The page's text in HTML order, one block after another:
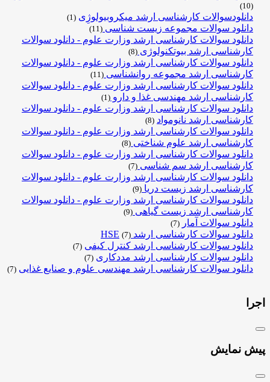
(10)
دانلودسوالات کارشناسی ارشد میکروبیولوژِی (1)
دانلود سوالات مجموعه زیست شناسی (11)
دانلود سوالات کارشناسی ارشد وزارت علوم - دانلود سوالات
کارشناسی ارشد بیوتکنولوژی (8)
دانلود سوالات کارشناسی ارشد وزارت علوم - دانلود سوالات
کارشناسی ارشد مجموعه روانشناسی (11)
دانلود سوالات کارشناسی ارشد وزارت علوم - دانلود سوالات
کارشناسی ارشد مهندسی غذا و دارو (1)
دانلود سوالات کارشناسی ارشد وزارت علوم - دانلود سوالات
کارشناسی ارشد نانومواد (8)
دانلود سوالات کارشناسی ارشد وزارت علوم - دانلود سوالات
کارشناسی ارشد علوم شناختی (8)
دانلود سوالات کارشناسی ارشد وزارت علوم - دانلود سوالات
کارشناسی ارشد سم شناسی (7)
دانلود سوالات کارشناسی ارشد وزارت علوم - دانلود سوالات
کارشناسی ارشد زیست دریا (9)
دانلود سوالات کارشناسی ارشد وزارت علوم - دانلود سوالات
کارشناسی ارشد زیست گیاهی (9)
دانلود سوالات آمار (7)
دانلود سوالات کارشناسی ارشد HSE (7)
دانلود سوالات کارشناسی ارشد کنترل کیفی (7)
دانلود سوالات کارشناسی ارشد مددکاری (7)
دانلود سوالات کارشناسی ارشد مهندسی علوم و صنایع غذایی (7)
اجرا
پیش نمایش